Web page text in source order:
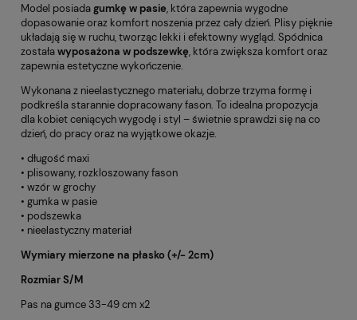
Model posiadagumkę w pasie, która zapewnia wygodne
dopasowanie oraz komfort noszenia przez cały dzień. Plisy pięknie
układają się w ruchu, tworząc lekki i efektowny wygląd. Spódnica
zostaławyposażona w podszewkę, która zwiększa komfort oraz
zapewnia estetyczne wykończenie.
Wykonana z nieelastycznego materiału, dobrze trzyma formę i
podkreśla starannie dopracowany fason. To idealna propozycja
dla kobiet ceniących wygodę i styl – świetnie sprawdzi się na co
dzień, do pracy oraz na wyjątkowe okazje.
• długość maxi
• plisowany, rozkloszowany fason
• wzór w grochy
• gumka w pasie
• podszewka
• nieelastyczny materiał
Wymiary mierzone na płasko (+/- 2cm)
Rozmiar S/M
Pas na gumce 33-49 cm x2